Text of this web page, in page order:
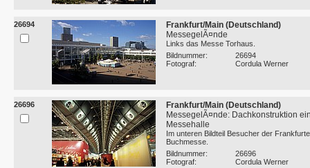
26694
Frankfurt/Main (Deutschland)
MessegelÃ¤nde
Links das Messe Torhaus.
Bildnummer:
26694
Fotograf:
Cordula Werner
26696
Frankfurt/Main (Deutschland)
MessegelÃ¤nde: Dachkonstruktion
Messehalle
Im unteren Bildteil Besucher der
Buchmesse.
Bildnummer:
26696
Fotograf:
Cordula Werner